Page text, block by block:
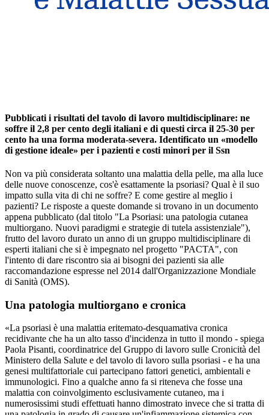
Pubblicati i risultati del tavolo di lavoro multidisciplinare: ne
soffre il 2,8 per cento degli italiani e di questi circa il 25-30 per
cento ha una forma moderata-severa. Identificato un «modello
di gestione ideale» per i pazienti e costi minori per il Ssn
Non va più considerata soltanto una malattia della pelle, ma alla luce
delle nuove conoscenze, cos'è esattamente la psoriasi? Qual è il suo
impatto sulla vita di chi ne soffre? E come gestire al meglio i
pazienti? Le risposte a queste domande si trovano in un documento
appena pubblicato (dal titolo "La Psoriasi: una patologia cutanea
multiorgano. Nuovi paradigmi e strategie di tutela assistenziale"),
frutto del lavoro durato un anno di un gruppo multidisciplinare di
esperti italiani che si è impegnato nel progetto "PACTA", con
l'intento di dare riscontro sia ai bisogni dei pazienti sia alle
raccomandazione espresse nel 2014 dall'Organizzazione Mondiale
di Sanità (OMS).
Una patologia multiorgano e cronica
«La psoriasi è una malattia eritemato-desquamativa cronica
recidivante che ha un alto tasso d'incidenza in tutto il mondo - spiega
Paola Pisanti, coordinatrice del Gruppo di lavoro sulle Cronicità del
Ministero della Salute e del tavolo di lavoro sulla psoriasi - e ha una
genesi multifattoriale cui partecipano fattori genetici, ambientali e
immunologici. Fino a qualche anno fa si riteneva che fosse una
malattia con coinvolgimento esclusivamente cutaneo, ma i
numerosissimi studi effettuati hanno dimostrato invece che si tratta di